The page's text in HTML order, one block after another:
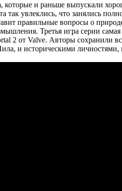
которые и раньше выпускали
так увлеклись, что занялись
правильные вопросы о
Третья игра серии самая
2 от Valve. Авторы сохранили
и историческими личностями,